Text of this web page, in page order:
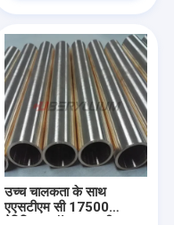
उच्च चालकता के साथ
एएसटीएम सी 17500